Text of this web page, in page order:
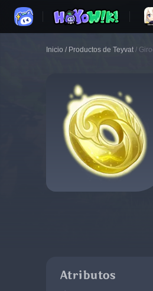
Inicio / Productos de Teyvat /
Atributos